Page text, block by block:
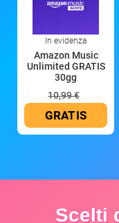
In evidenza
Amazon Music
Unlimited GRATIS
30gg
10,99 €
GRATIS
Scelti